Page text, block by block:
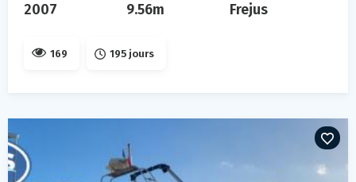
2007 9.56m Frejus
169 195 jours